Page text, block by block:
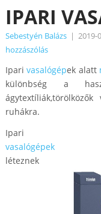
IPARI
Sebestyén Balázs | 2019-
hozzászólás
Iparivasalógépek alatt
különbség a
ruhákra.
Ipari
vasalógépek
léteznek